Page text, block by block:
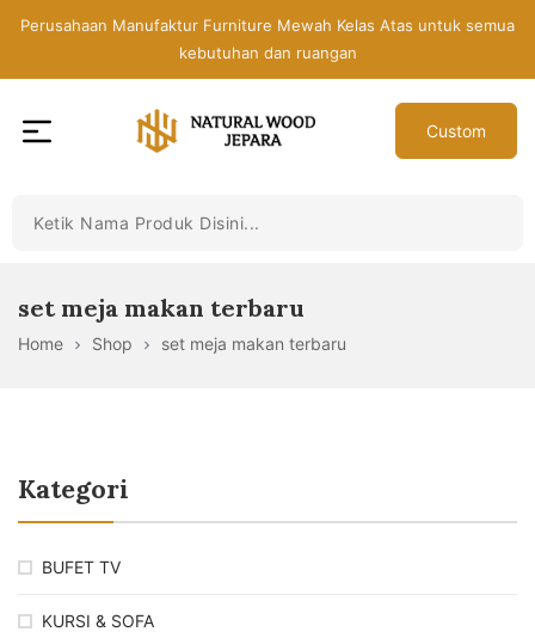
Perusahaan Manufaktur Furniture Mewah Kelas Atas untuk semua
kebutuhan dan ruangan
Jepara
Furniture
Jati
Custom
set meja makan terbaru
Home Shop set meja makan terbaru
Kategori
BUFET TV
KURSI & SOFA